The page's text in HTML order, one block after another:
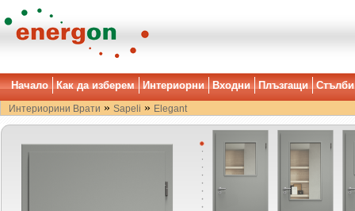
Начало Как да изберем Интериорни Входни Плъзгащи Стълби
Интериорини Врати » Sapeli » Elegant